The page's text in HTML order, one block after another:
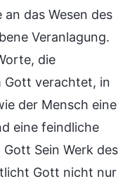
das Wesen des
Veranlagung.
die
Gott verachtet, in
der Mensch eine
eine feindliche
Sein Werk des
Gott nicht nur